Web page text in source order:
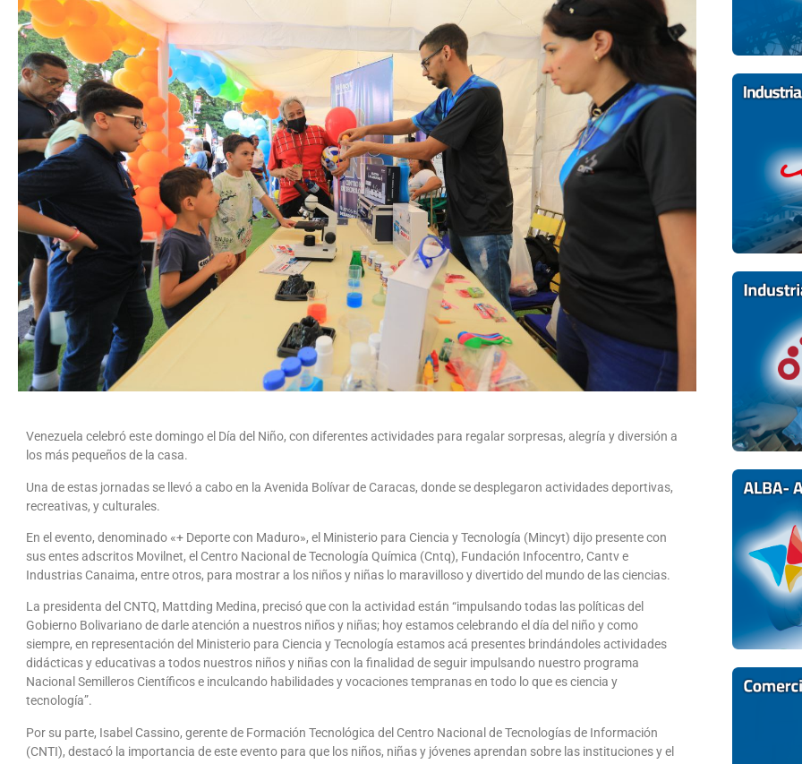
Venezuela celebró este domingo el Día del Niño, con diferentes actividades para regalar sorpresas, alegría y diversión a
los más pequeños de la casa.
Una de estas jornadas se llevó a cabo en la Avenida Bolívar de Caracas, donde se desplegaron actividades deportivas,
recreativas, y culturales.
En el evento, denominado «+ Deporte con Maduro», el Ministerio para Ciencia y Tecnología (Mincyt) dijo presente con
sus entes adscritos Movilnet, el Centro Nacional de Tecnología Química (Cntq), Fundación Infocentro, Cantv e
Industrias Canaima, entre otros, para mostrar a los niños y niñas lo maravilloso y divertido del mundo de las ciencias.
La presidenta del CNTQ, Mattding Medina, precisó que con la actividad están “impulsando todas las políticas del
Gobierno Bolivariano de darle atención a nuestros niños y niñas; hoy estamos celebrando el día del niño y como
siempre, en representación del Ministerio para Ciencia y Tecnología estamos acá presentes brindándoles actividades
didácticas y educativas a todos nuestros niños y niñas con la finalidad de seguir impulsando nuestro programa
Nacional Semilleros Científicos e inculcando habilidades y vocaciones tempranas en todo lo que es ciencia y
tecnología”.
Por su parte, Isabel Cassino, gerente de Formación Tecnológica del Centro Nacional de Tecnologías de Información
(CNTI), destacó la importancia de este evento para que los niños, niñas y jóvenes aprendan sobre las instituciones y el